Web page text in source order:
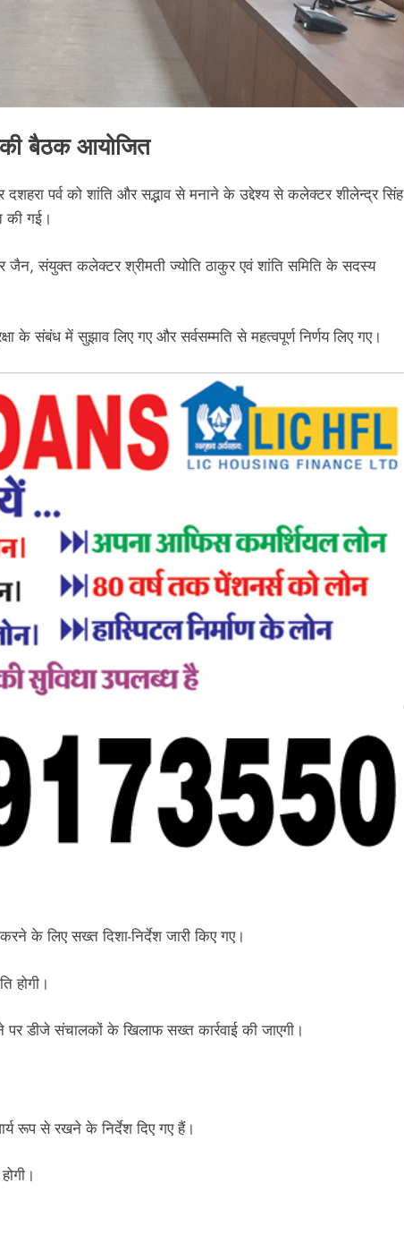
की बैठक आयोजित
दशहरा पर्व को शांति और सद्भाव से मनाने के उद्देश्य से कलेक्टर शीलेन्द्र सिंह
की गई।
जैन, संयुक्त कलेक्टर श्रीमती ज्योति ठाकुर एवं शांति समिति के सदस्य
के संबंध में सुझाव लिए गए और सर्वसम्मति से महत्वपूर्ण निर्णय लिए गए।
के लिए सख्त दिशा-निर्देश जारी किए गए।
होगी।
डीजे संचालकों के खिलाफ सख्त कार्रवाई की जाएगी।
रूप से रखने के निर्देश दिए गए हैं।